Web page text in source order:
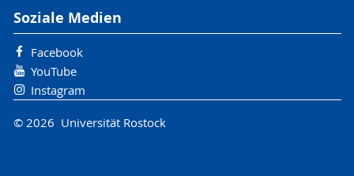
Soziale Medien
Facebook
YouTube
Instagram
© 2026 Universität Rostock